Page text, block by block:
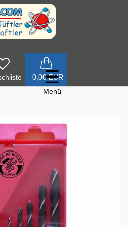
0,00 EUR
☰
Menü